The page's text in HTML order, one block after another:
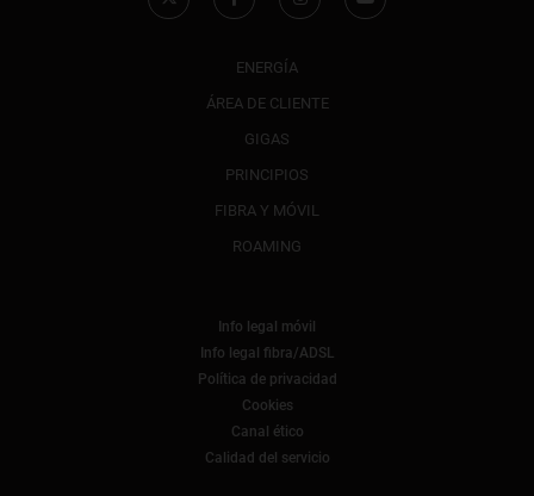
ENERGÍA
ÁREA DE CLIENTE
GIGAS
PRINCIPIOS
FIBRA Y MÓVIL
ROAMING
Info legal móvil
Info legal fibra/ADSL
Política de privacidad
Cookies
Canal ético
Calidad del servicio